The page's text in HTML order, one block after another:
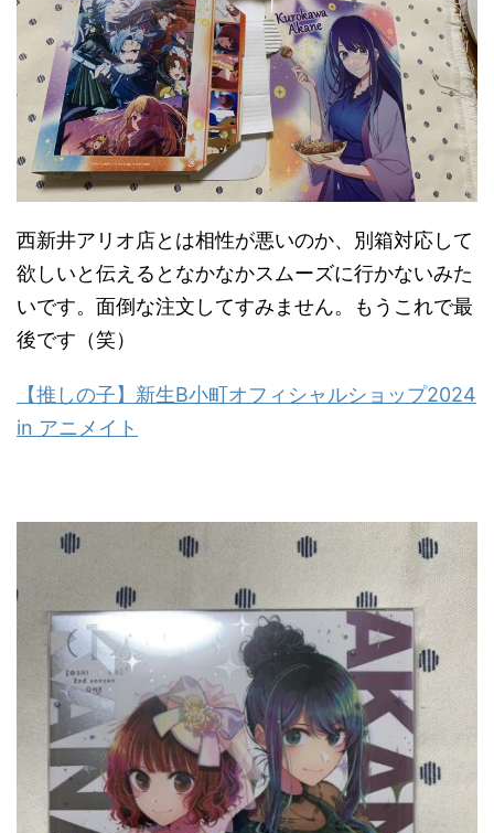
西新井アリオ店とは相性が悪いのか、別箱対応して
欲しいと伝えるとなかなかスムーズに行かないみた
いです。面倒な注文してすみません。もうこれで最
後です（笑）
【推しの子】新生B小町オフィシャルショップ2024
in アニメイト